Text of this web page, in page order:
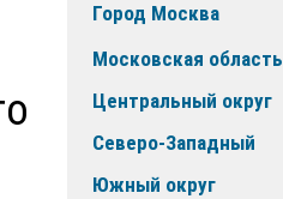
Город Москва
Московская область
Центральный округ
Северо-Западный
Южный округ